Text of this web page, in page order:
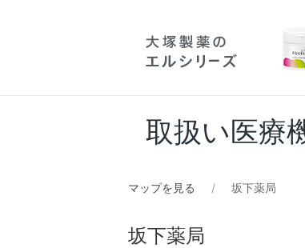
取扱い医療
マップを見る 坂下薬局
坂下薬局